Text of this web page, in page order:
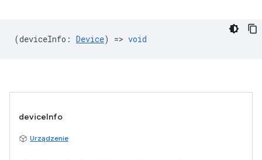
(deviceInfo : Device) => void
deviceInfo
Urządzenie